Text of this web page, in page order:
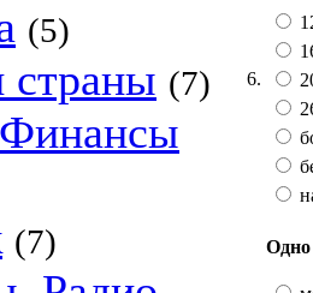
(5)
страны (7)
(7)
6.